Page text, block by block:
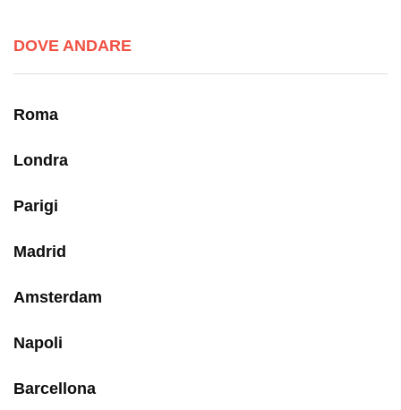
DOVE ANDARE
Roma
Londra
Parigi
Madrid
Amsterdam
Napoli
Barcellona